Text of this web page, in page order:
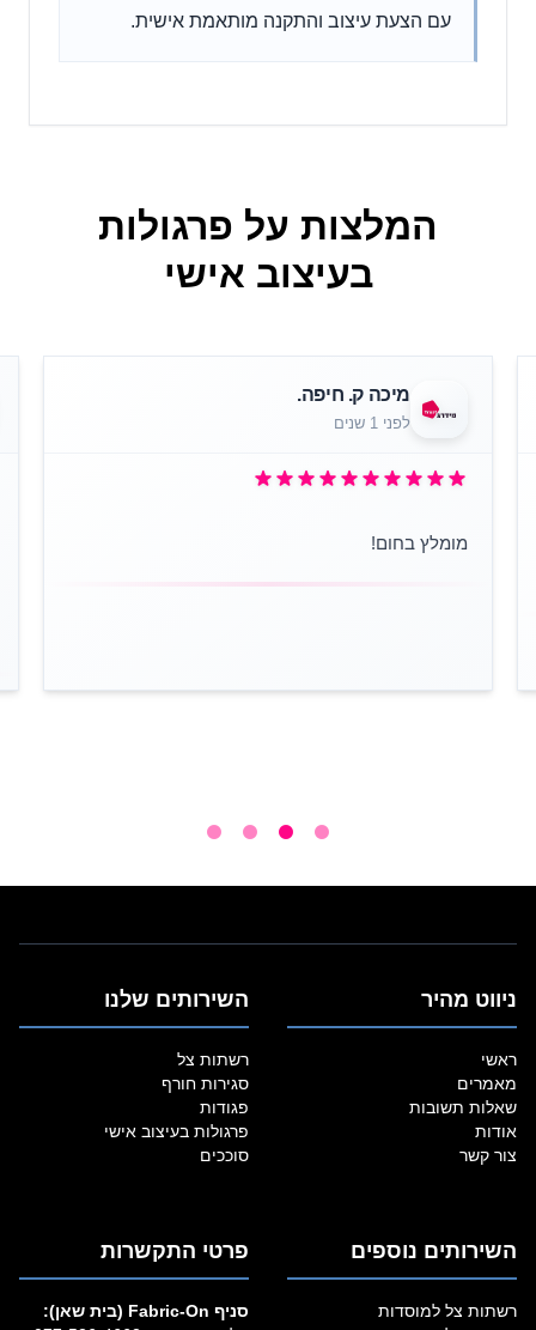
עם הצעת עיצוב והתקנה מותאמת אישית.
המלצות על פרגולות
בעיצוב אישי
מיכה ק. חיפה.
לפני 1 שנים
מומלץ בחום!
ניווט מהיר
ראשי
מאמרים
שאלות תשובות
אודות
צור קשר
השירותים שלנו
רשתות צל
סגירות חורף
פגודות
פרגולות בעיצוב אישי
סוככים
השירותים נוספים
רשתות צל למוסדות
פרטי התקשרות
סניף Fabric‑On (בית שאן):